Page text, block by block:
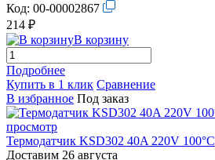
Код: 00-00002867
214 ₽
В корзину
Подробнее
Купить в 1 клик Сравнение
В избранное Под заказ
просмотр
Термодатчик KSD302 40A 220V 100°С
Доставим 26 августа